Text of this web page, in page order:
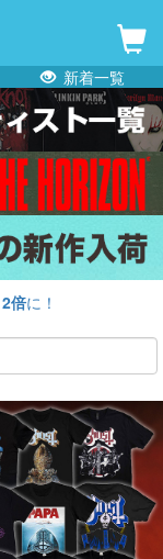
新着一覧
2倍に！